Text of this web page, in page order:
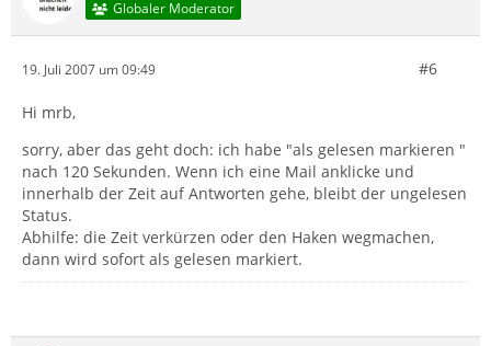
Globaler Moderator
19. Juli 2007 um 09:49 #6
Hi mrb,
sorry, aber das geht doch: ich habe "als gelesen markieren "
nach 120 Sekunden. Wenn ich eine Mail anklicke und
innerhalb der Zeit auf Antworten gehe, bleibt der ungelesen
Status.
Abhilfe: die Zeit verkürzen oder den Haken wegmachen,
dann wird sofort als gelesen markiert.